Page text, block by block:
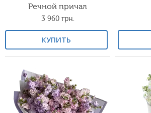
Речной причал
3 960 грн.
КУПИТЬ